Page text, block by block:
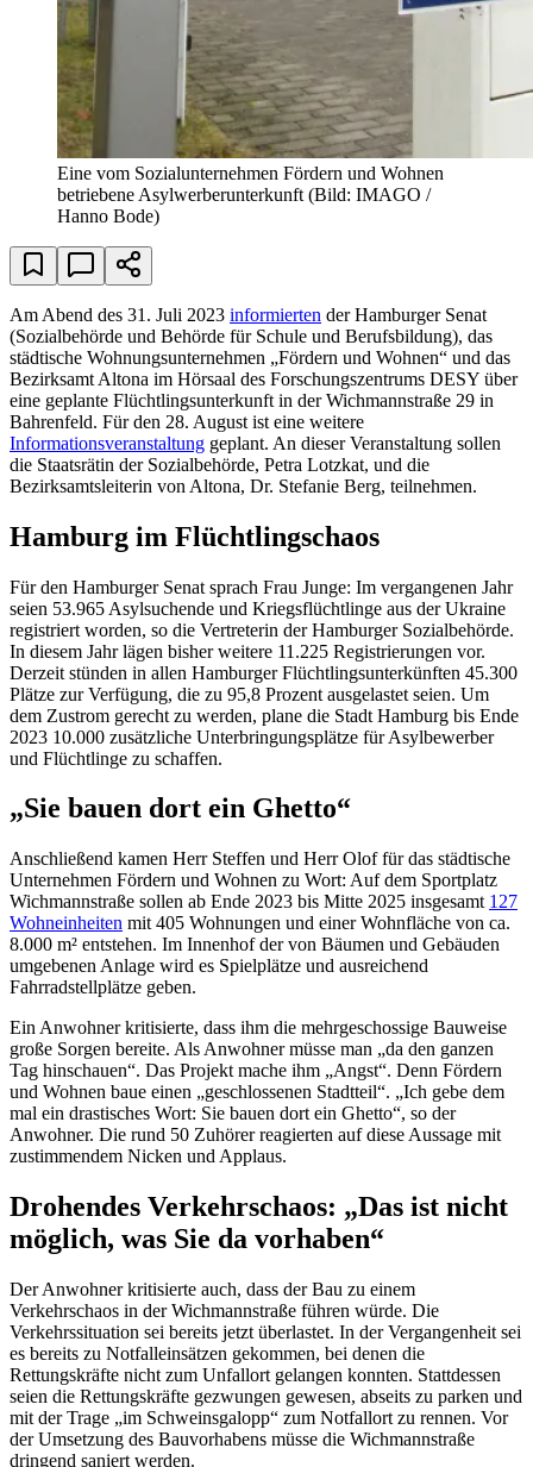
Eine vom Sozialunternehmen Fördern und Wohnen
betriebene Asylwerberunterkunft (Bild: IMAGO /
Hanno Bode)
Am Abend des 31. Juli 2023 informierten der Hamburger Senat
(Sozialbehörde und Behörde für Schule und Berufsbildung), das
städtische Wohnungsunternehmen „Fördern und Wohnen“ und das
Bezirksamt Altona im Hörsaal des Forschungszentrums DESY über
eine geplante Flüchtlingsunterkunft in der Wichmannstraße 29 in
Bahrenfeld. Für den 28. August ist eine weitere
Informationsveranstaltung geplant. An dieser Veranstaltung sollen
die Staatsrätin der Sozialbehörde, Petra Lotzkat, und die
Bezirksamtsleiterin von Altona, Dr. Stefanie Berg, teilnehmen.
Hamburg im Flüchtlingschaos
Für den Hamburger Senat sprach Frau Junge: Im vergangenen Jahr
seien 53.965 Asylsuchende und Kriegsflüchtlinge aus der Ukraine
registriert worden, so die Vertreterin der Hamburger Sozialbehörde.
In diesem Jahr lägen bisher weitere 11.225 Registrierungen vor.
Derzeit stünden in allen Hamburger Flüchtlingsunterkünften 45.300
Plätze zur Verfügung, die zu 95,8 Prozent ausgelastet seien. Um
dem Zustrom gerecht zu werden, plane die Stadt Hamburg bis Ende
2023 10.000 zusätzliche Unterbringungsplätze für Asylbewerber
und Flüchtlinge zu schaffen.
„Sie bauen dort ein Ghetto“
Anschließend kamen Herr Steffen und Herr Olof für das städtische
Unternehmen Fördern und Wohnen zu Wort: Auf dem Sportplatz
Wichmannstraße sollen ab Ende 2023 bis Mitte 2025 insgesamt 127
Wohneinheiten mit 405 Wohnungen und einer Wohnfläche von ca.
8.000 m² entstehen. Im Innenhof der von Bäumen und Gebäuden
umgebenen Anlage wird es Spielplätze und ausreichend
Fahrradstellplätze geben.
Ein Anwohner kritisierte, dass ihm die mehrgeschossige Bauweise
große Sorgen bereite. Als Anwohner müsse man „da den ganzen
Tag hinschauen“. Das Projekt mache ihm „Angst“. Denn Fördern
und Wohnen baue einen „geschlossenen Stadtteil“. „Ich gebe dem
mal ein drastisches Wort: Sie bauen dort ein Ghetto“, so der
Anwohner. Die rund 50 Zuhörer reagierten auf diese Aussage mit
zustimmendem Nicken und Applaus.
Drohendes Verkehrschaos: „Das ist nicht
möglich, was Sie da vorhaben“
Der Anwohner kritisierte auch, dass der Bau zu einem
Verkehrschaos in der Wichmannstraße führen würde. Die
Verkehrssituation sei bereits jetzt überlastet. In der Vergangenheit sei
es bereits zu Notfalleinsätzen gekommen, bei denen die
Rettungskräfte nicht zum Unfallort gelangen konnten. Stattdessen
seien die Rettungskräfte gezwungen gewesen, abseits zu parken und
mit der Trage „im Schweinsgalopp“ zum Notfallort zu rennen. Vor
der Umsetzung des Bauvorhabens müsse die Wichmannstraße
dringend saniert werden.